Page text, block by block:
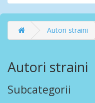
Autori straini
Autori straini
Subcategorii